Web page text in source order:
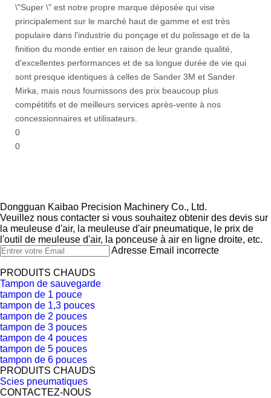
\"Super \" est notre propre marque déposée qui vise
principalement sur le marché haut de gamme et est très
populaire dans l'industrie du ponçage et du polissage et de la
finition du monde entier en raison de leur grande qualité,
d'excellentes performances et de sa longue durée de vie qui
sont presque identiques à celles de Sander 3M et Sander
Mirka, mais nous fournissons des prix beaucoup plus
compétitifs et de meilleurs services après-vente à nos
concessionnaires et utilisateurs.
0
0
Dongguan Kaibao Precision Machinery Co., Ltd.​​​​​​​
Veuillez nous contacter si vous souhaitez obtenir des devis sur
la meuleuse d'air, la meuleuse d'air pneumatique, le prix de
l'outil de meuleuse d'air, la ponceuse à air en ligne droite, etc.
Adresse Email incorrecte
PRODUITS CHAUDS
Tampon de sauvegarde
tampon de 1 pouce
tampon de 1,3 pouces
tampon de 2 pouces
tampon de 3 pouces
tampon de 4 pouces
tampon de 5 pouces
tampon de 6 pouces
PRODUITS CHAUDS
Scies pneumatiques
CONTACTEZ-NOUS